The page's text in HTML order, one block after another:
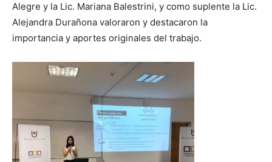
Alegre y la Lic. Mariana Balestrini, y como suplente la Lic.
Alejandra Durañona valoraron y destacaron la
importancia y aportes originales del trabajo.